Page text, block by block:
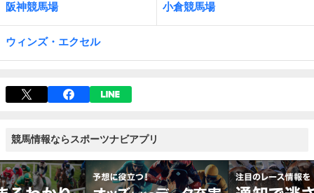
阪神競馬場 小倉競馬場
ウィンズ・エクセル
競馬情報ならスポーツナビアプリ